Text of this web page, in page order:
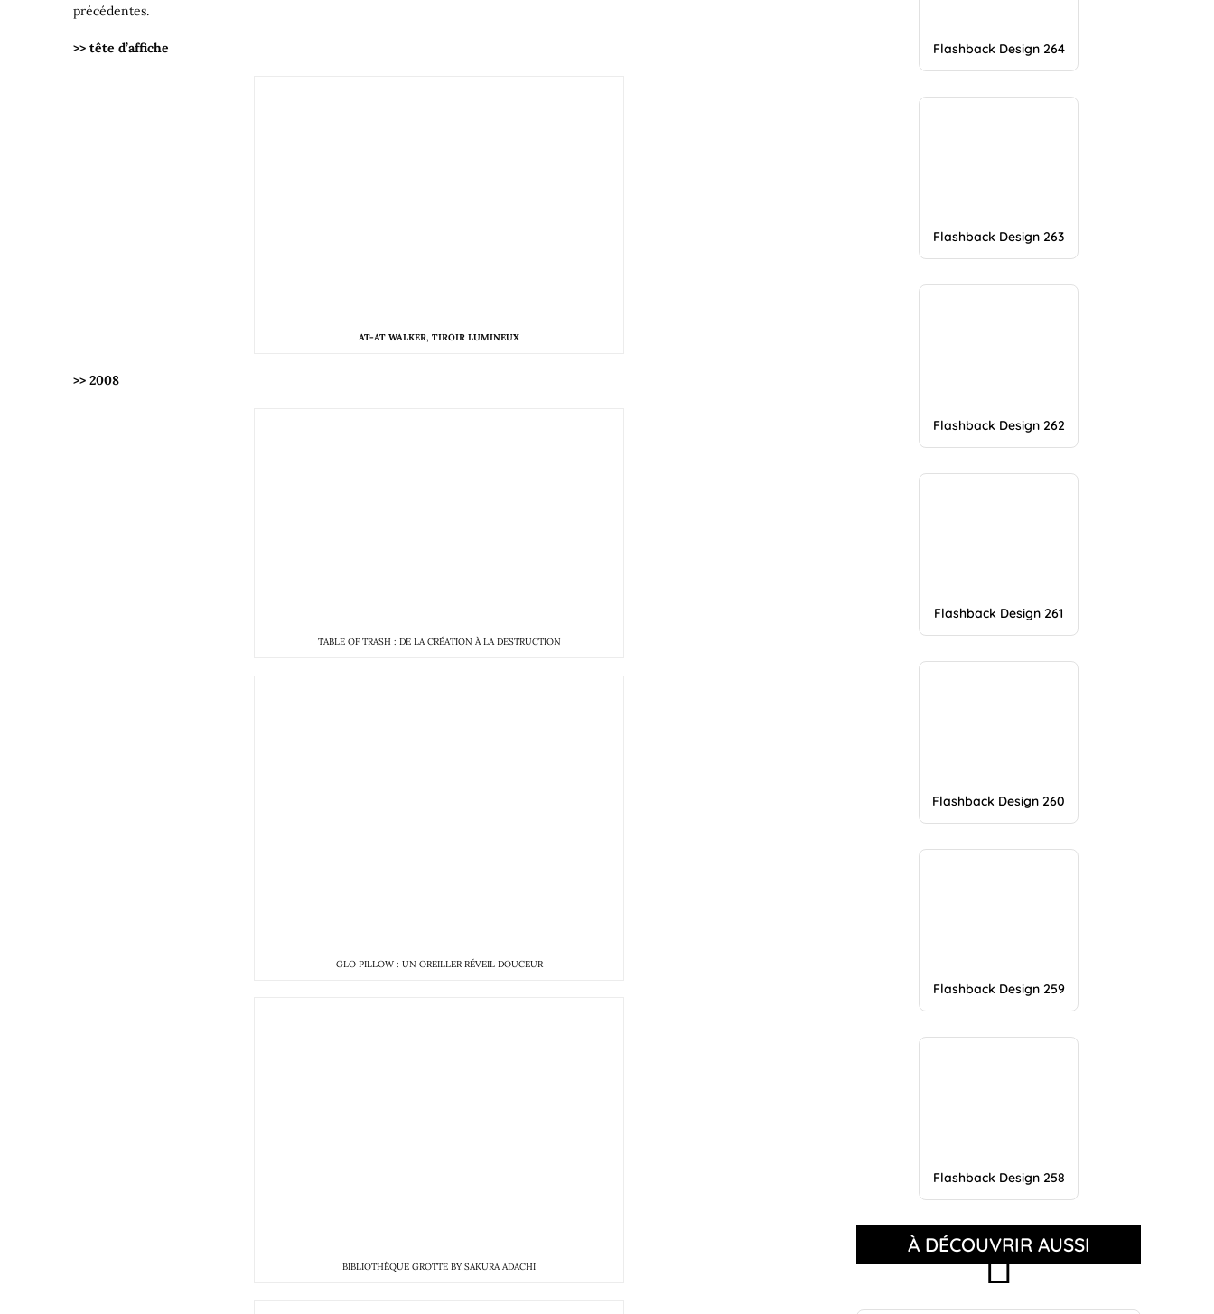
précédentes.
>> tête d’affiche
AT-AT WALKER, TIROIR LUMINEUX
>> 2008
TABLE OF TRASH : DE LA CRÉATION À LA DESTRUCTION
GLO PILLOW : UN OREILLER RÉVEIL DOUCEUR
BIBLIOTHÈQUE GROTTE BY SAKURA ADACHI
Flashback Design 264
Flashback Design 263
Flashback Design 262
Flashback Design 261
Flashback Design 260
Flashback Design 259
Flashback Design 258
À DÉCOUVRIR AUSSI